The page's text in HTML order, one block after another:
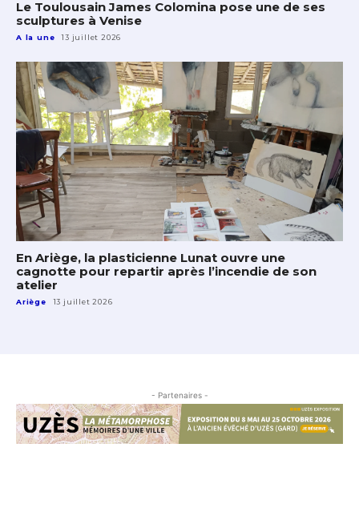
Le Toulousain James Colomina pose une de ses
sculptures à Venise
A la une 13 juillet 2026
En Ariège, la plasticienne Lunat ouvre une
cagnotte pour repartir après l’incendie de son
atelier
Ariège 13 juillet 2026
- Partenaires -